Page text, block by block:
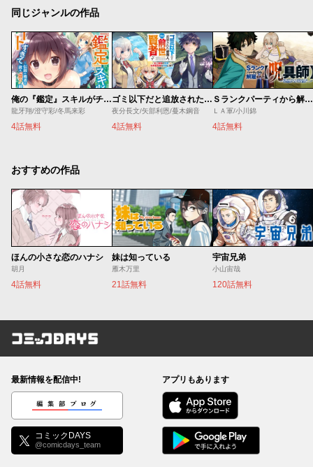
同じジャンルの作品
俺の『鑑定』スキルがチートすぎて
龍牙翔/澄守彩/冬馬来彩
4話無料
ゴミ以下だと追放された使用人、実は前世賢者です ～史上最強の賢者、世界最高峰の学園に通う～
夜分長文/矢部利恩/蔓木鋼音
4話無料
Ｓランクパーティから解雇された【呪具師】～『呪いのアイテム』しか作れませんが、その性能はアーティファクト級なり……！～
ＬＡ軍/小川錦
4話無料
おすすめの作品
ほんの小さな恋のハナシ
胡月
4話無料
妹は知っている
雁木万里
21話無料
宇宙兄弟
小山宙哉
120話無料
コミックDAYS
最新情報を配信中!
編集部ブログ
コミックDAYS
@comicdays_team
アプリもあります